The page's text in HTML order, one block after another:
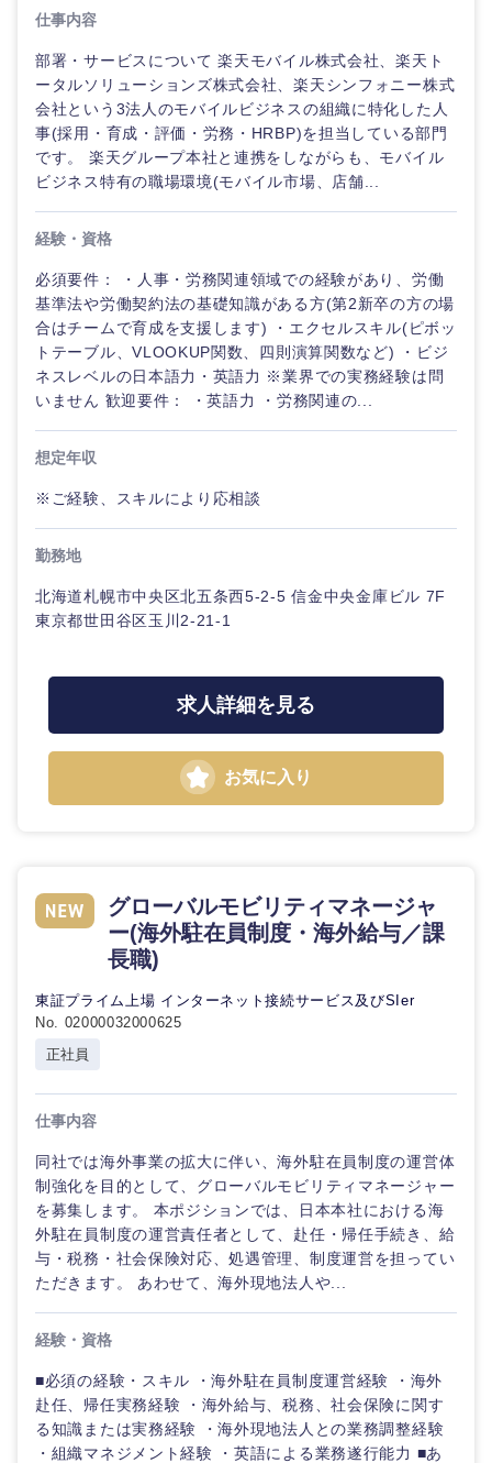
東海地方
岐阜県 静岡県
愛知県 三重県
仕事内容
部署・サービスについて 楽天モバイル株式会社、楽天ト
ータルソリューションズ株式会社、楽天シンフォニー株式
会社という3法人のモバイルビジネスの組織に特化した人
事(採用・育成・評価・労務・HRBP)を担当している部門
です。 楽天グループ本社と連携をしながらも、モバイル
ビジネス特有の職場環境(モバイル市場、店舗...
経験・資格
必須要件： ・人事・労務関連領域での経験があり、労働
基準法や労働契約法の基礎知識がある方(第2新卒の方の場
合はチームで育成を支援します) ・エクセルスキル(ピボッ
トテーブル、VLOOKUP関数、四則演算関数など) ・ビジ
ネスレベルの日本語力・英語力 ※業界での実務経験は問
いません 歓迎要件： ・英語力 ・労務関連の...
想定年収
※ご経験、スキルにより応相談
勤務地
北海道札幌市中央区北五条西5-2-5 信金中央金庫ビル 7F
東京都世田谷区玉川2-21-1
求人詳細を見る
お気に入り
グローバルモビリティマネージャ
ー(海外駐在員制度・海外給与／課
長職)
東証プライム上場 インターネット接続サービス及びSIer
No. 02000032000625
正社員
仕事内容
同社では海外事業の拡大に伴い、海外駐在員制度の運営体
制強化を目的として、グローバルモビリティマネージャー
を募集します。 本ポジションでは、日本本社における海
外駐在員制度の運営責任者として、赴任・帰任手続き、給
与・税務・社会保険対応、処遇管理、制度運営を担ってい
ただきます。 あわせて、海外現地法人や...
経験・資格
■必須の経験・スキル ・海外駐在員制度運営経験 ・海外
赴任、帰任実務経験 ・海外給与、税務、社会保険に関す
る知識または実務経験 ・海外現地法人との業務調整経験
・組織マネジメント経験 ・英語による業務遂行能力 ■あ